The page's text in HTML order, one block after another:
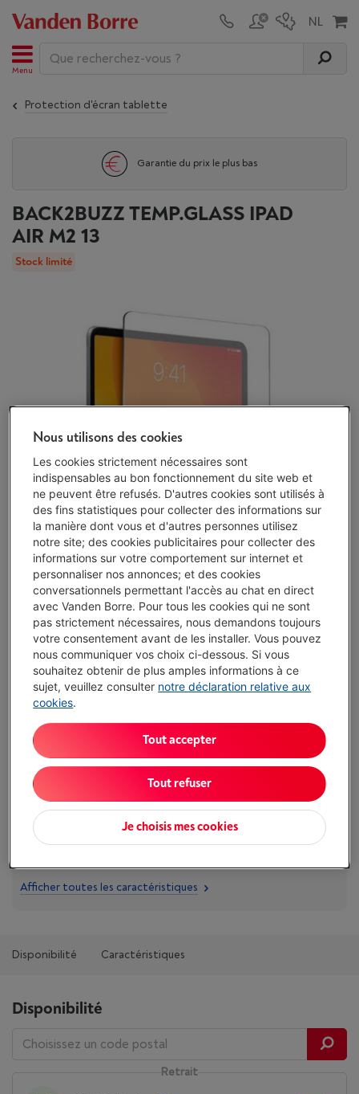
Menu
Protection d'écran tablette
Garantie du prix le plus bas
BACK2BUZZ TEMP.GLASS IPAD
AIR M2 13
Stock limité
Disponibilité limitée-Voir le stock
€ 14,99
Comparer
Atouts
Afficher toutes les caractéristiques
Disponibilité Caractéristiques
Disponibilité
Retrait
Nous utilisons des cookies
Les cookies strictement nécessaires sont
indispensables au bon fonctionnement du site web et
ne peuvent être refusés. D'autres cookies sont utilisés à
des fins statistiques pour collecter des informations sur
la manière dont vous et d'autres personnes utilisez
notre site; des cookies publicitaires pour collecter des
informations sur votre comportement sur internet et
personnaliser nos annonces; et des cookies
conversationnels permettant l'accès au chat en direct
avec Vanden Borre. Pour tous les cookies qui ne sont
pas strictement nécessaires, nous demandons toujours
votre consentement avant de les installer. Vous pouvez
nous communiquer vos choix ci-dessous. Si vous
souhaitez obtenir de plus amples informations à ce
sujet, veuillez consulter notre déclaration relative aux
cookies.
Je choisis mes cookies
Tout refuser
Tout accepter